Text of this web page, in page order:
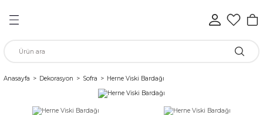
Anasayfa Dekorasyon Sofra Herne Viski Bardağı